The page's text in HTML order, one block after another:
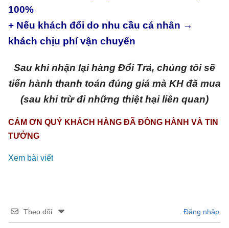
100%
+ Nếu khách đổi do nhu cầu cá nhân →
khách chịu phí vận chuyển
Sau khi nhận lại hàng Đổi Trả, chúng tôi sẽ
tiến hành thanh toán đúng giá mà KH đã mua
(sau khi trừ đi những thiệt hại liên quan)
CẢM ƠN QUÝ KHÁCH HÀNG ĐÃ ĐỒNG HÀNH VÀ TIN
TƯỞNG
Xem bài viết
Theo dõi Đăng nhập